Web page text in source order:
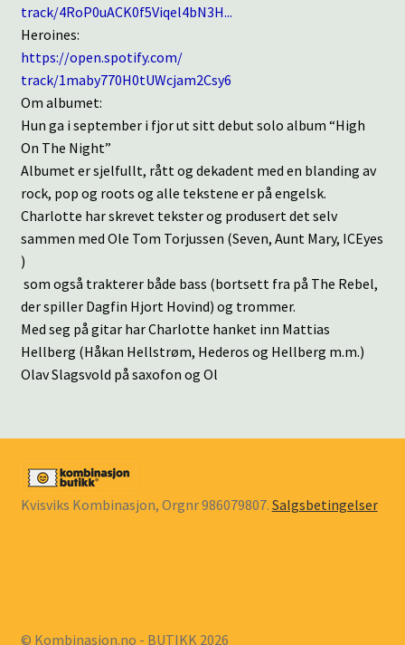
track/4RoP0uACK0f5Viqel4bN3H...
Heroines:
https://open.spotify.com/
track/1maby770H0tUWcjam2Csy6
Om albumet:
Hun ga i september i fjor ut sitt debut solo album “High
On The Night”
Albumet er sjelfullt, rått og dekadent med en blanding av
rock, pop og roots og alle tekstene er på engelsk.
Charlotte har skrevet tekster og produsert det selv
sammen med Ole Tom Torjussen (Seven, Aunt Mary, ICEyes
)
som også trakterer både bass (bortsett fra på The Rebel,
der spiller Dagfin Hjort Hovind) og trommer.
Med seg på gitar har Charlotte hanket inn Mattias
Hellberg (Håkan Hellstrøm, Hederos og Hellberg m.m.)
Olav Slagsvold på saxofon og Ol
Kvisviks Kombinasjon, Orgnr 986079807. Salgsbetingelser
© Kombinasjon.no - BUTIKK 2026